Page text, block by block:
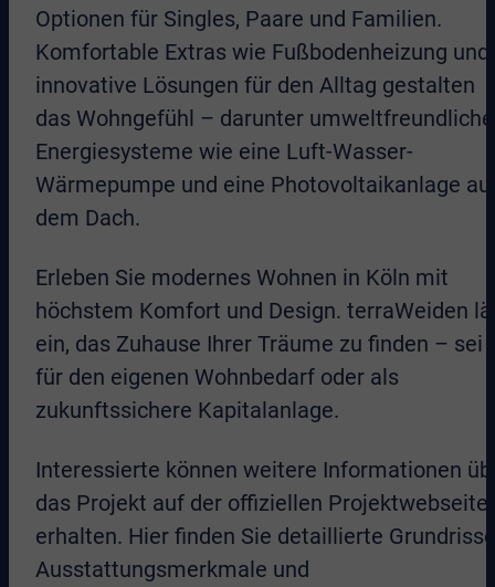
Optionen für Singles, Paare und Familien.
Komfortable Extras wie Fußbodenheizung und
innovative Lösungen für den Alltag gestalten
das Wohngefühl – darunter umweltfreundliche
Energiesysteme wie eine Luft-Wasser-
Wärmepumpe und eine Photovoltaikanlage
dem Dach.
Erleben Sie modernes Wohnen in Köln mit
höchstem Komfort und Design. terraWeiden
ein, das Zuhause Ihrer Träume zu finden – sei
für den eigenen Wohnbedarf oder als
zukunftssichere Kapitalanlage.
Interessierte können weitere Informationen
das Projekt auf der offiziellen Projektwebseite
erhalten. Hier finden Sie detaillierte
Ausstattungsmerkmale und